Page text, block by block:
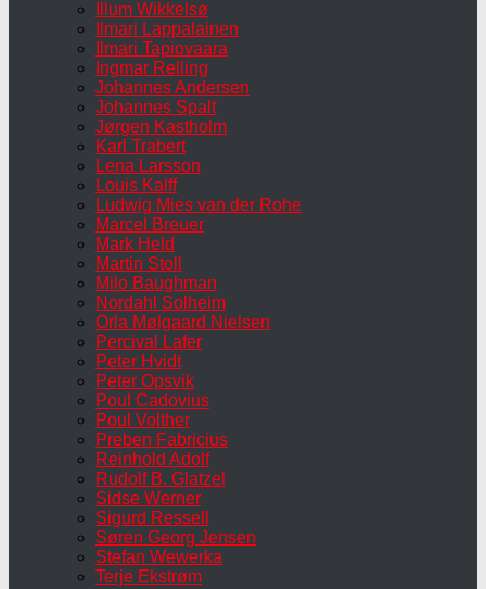
Illum Wikkelsø
Ilmari Lappalainen
Ilmari Tapiovaara
Ingmar Relling
Johannes Andersen
Johannes Spalt
Jørgen Kastholm
Karl Trabert
Lena Larsson
Louis Kalff
Ludwig Mies van der Rohe
Marcel Breuer
Mark Held
Martin Stoll
Milo Baughman
Nordahl Solheim
Orla Mølgaard Nielsen
Percival Lafer
Peter Hvidt
Peter Opsvik
Poul Cadovius
Poul Volther
Preben Fabricius
Reinhold Adolf
Rudolf B. Glatzel
Sidse Werner
Sigurd Ressell
Søren Georg Jensen
Stefan Wewerka
Terje Ekstrøm